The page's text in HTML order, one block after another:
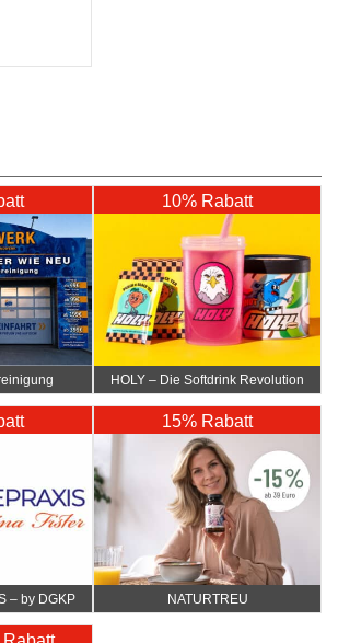
10% Rabatt
HOLY – Die Softdrink Revolution
– by DGKP
15% Rabatt
NATURTREU